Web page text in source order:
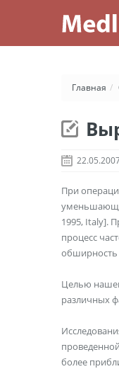
Главная /
При
1995, Italy].
процесс
Целью
различных
более